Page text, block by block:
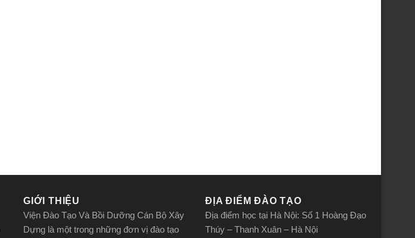
GIỚI THIỆU
Viện Đào Tạo Và Bồi Dưỡng Cán Bộ Xây
Dựng là một trong những đơn vị đào tạo
ĐỊA ĐIỂM ĐÀO TẠO
Địa điểm học tại Hà Nội: Số 1 Hoàng Đạo
Thúy – Thanh Xuân – Hà Nội